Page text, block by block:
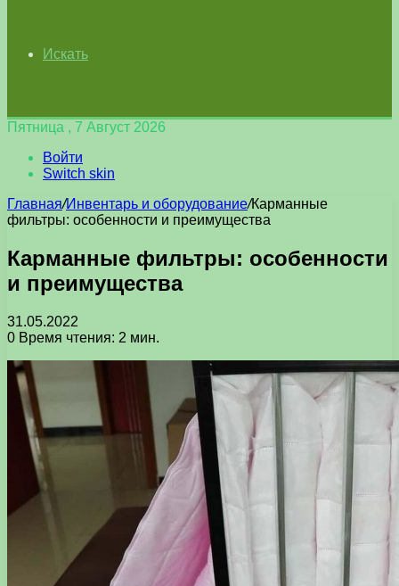
Искать
Пятница , 7 Август 2026
Войти
Switch skin
Главная/Инвентарь и оборудование/Карманные
фильтры: особенности и преимущества
Карманные фильтры: особенности
и преимущества
31.05.2022
0 Время чтения: 2 мин.